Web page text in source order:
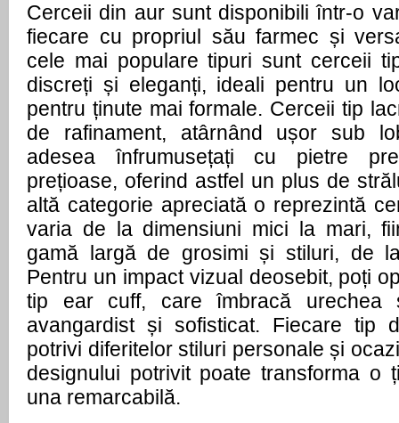
Cerceii din aur sunt disponibili într-o
fiecare cu propriul său farmec și
cele mai populare tipuri sunt cerceii
discreți și eleganți, ideali pentru un
pentru ținute mai formale. Cerceii tip
de rafinament, atârnând ușor sub
adesea înfrumusețați cu pietre
prețioase, oferind astfel un plus de
altă categorie apreciată o reprezintă
varia de la dimensiuni mici la mari,
gamă largă de grosimi și stiluri, de
Pentru un impact vizual deosebit, poți
tip ear cuff, care îmbracă urechea
avangardist și sofisticat. Fiecare tip
potrivi diferitelor stiluri personale și
designului potrivit poate transforma o
una remarcabilă.